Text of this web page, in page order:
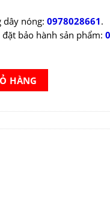
nóng: 0978028661.
bảo hành sản phẩm:
mã 82566VN) số lượng
HÀNG